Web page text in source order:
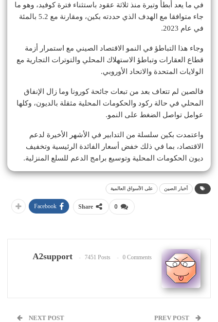
في ما يعد أبطأ وتيرة منذ ثلاثة عقود باستثناء فترة كوفيد، وهو ما
جاء متوافقا مع الهدف الذي حددته بكين، ومقارنة مع 5.2 بالمئة
في عام 2023.
وجاء هذا التباطؤ في النمو الاقتصاد الصيني مع استمرار أزمة
قطاع العقارات وتباطؤ الاستهلاك المحلي والتوترات التجارية مع
الولايات المتحدة والاتحاد الأوروبي.
فالصين لم تتعاف بعد من تبعات جائحة كورونا وما زال الإنفاق
المحلي في حالة ركود والحكومات المحلية مثقلة بالديون، وكلها
عوامل تواصل الضغط على النمو.
واعتمدت بكين سلسلة من التدابير في الأشهر الأخيرة لدعم
الاقتصاد، بما في ذلك خفض أسعار الفائدة الرئيسية وتخفيف
ديون الحكومات المحلية وتوسيع برامج الدعم للسلع المنزلية.
أخبار الصين على الأسواق العالمية
0
Share
Facebook
A2support 7451 Posts 0 Comments
NEXT POST